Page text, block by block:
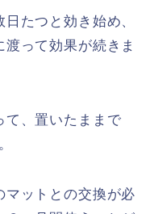
たつと効き始め、
って効果が続きま
て、置いたままで
マットとの交換が必